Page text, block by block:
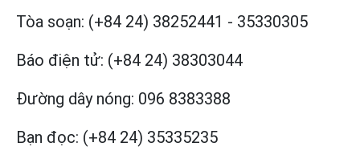
Tòa soạn: (+84 24) 38252441 - 35330305
Báo điện tử: (+84 24) 38303044
Đường dây nóng: 096 8383388
Bạn đọc: (+84 24) 35335235